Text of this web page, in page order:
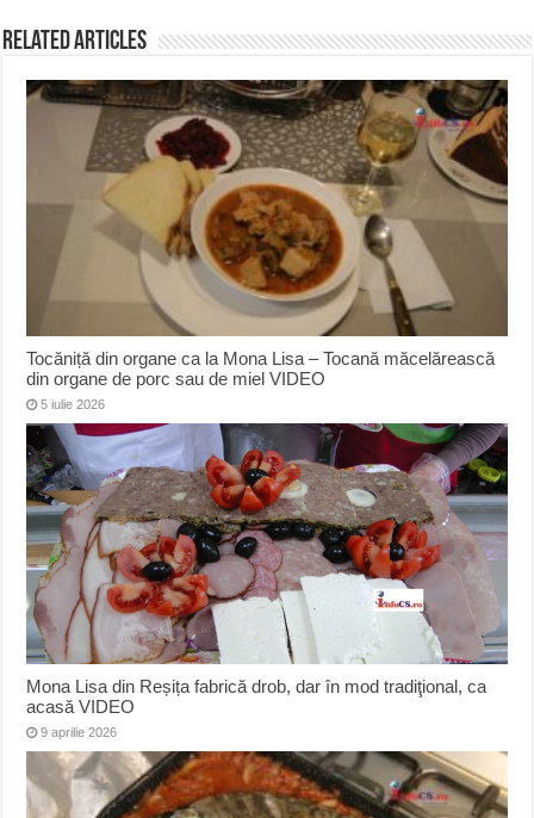
Related Articles
Tocăniță din organe ca la Mona Lisa – Tocană măcelărească
din organe de porc sau de miel VIDEO
5 iulie 2026
Mona Lisa din Reșița fabrică drob, dar în mod tradiţional, ca
acasă VIDEO
9 aprilie 2026